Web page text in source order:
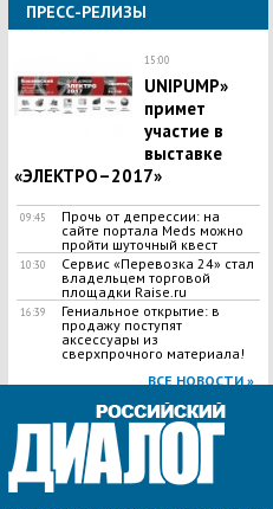
ПРЕСС-РЕЛИЗЫ
15:00
UNIPUMP»
примет
участие в
выставке
«ЭЛЕКТРО–2017»
09:45
Прочь от депрессии: на
сайте портала Meds можно
пройти шуточный квест
10:30
Сервис «Перевозка 24» стал
владельцем торговой
площадки Raise.ru
16:39
Гениальное открытие: в
продажу поступят
аксессуары из
сверхпрочного материала!
ВСЕ НОВОСТИ »